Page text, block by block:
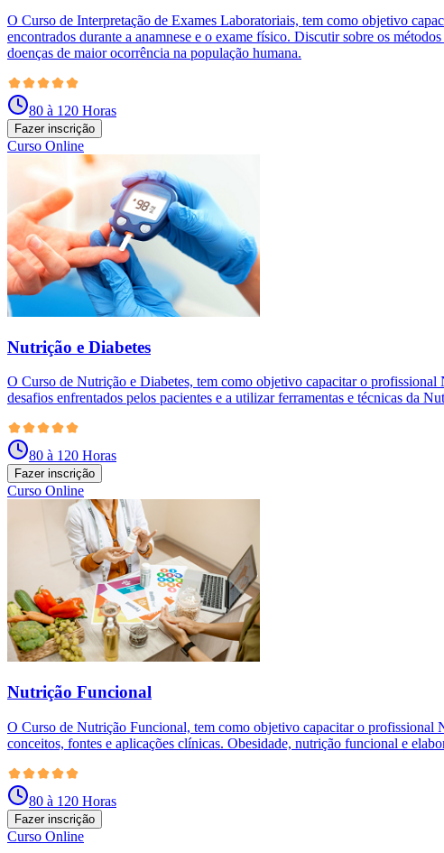
O Curso de Interpretação de Exames Laboratoriais, tem como objetivo
encontrados durante a anamnese e o exame físico. Discutir sobre os
doenças de maior ocorrência na população humana.
80 à 120 Horas
Fazer inscrição
Curso Online
Nutrição e Diabetes
O Curso de Nutrição e Diabetes, tem como objetivo capacitar o
desafios enfrentados pelos pacientes e a utilizar ferramentas e técnicas da
80 à 120 Horas
Fazer inscrição
Curso Online
Nutrição Funcional
O Curso de Nutrição Funcional, tem como objetivo capacitar o profissional
conceitos, fontes e aplicações clínicas. Obesidade, nutrição funcional e
80 à 120 Horas
Fazer inscrição
Curso Online